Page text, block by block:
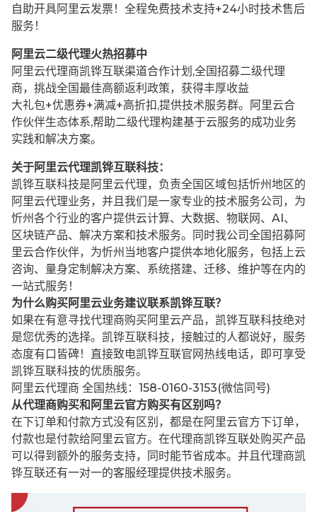
自助开具阿里云发票！全程免费技术支持+24小时技术售后
服务！
阿里云二级代理火热招募中
阿里云代理商凯铧互联渠道合作计划,全国招募二级代理
商，挑战全国最佳高额返利政策，获得丰厚收益
大礼包+优惠券+满减+高折扣,提供技术服务群。阿里云合
作伙伴生态体系,帮助二级代理构建基于云服务的成功业务
实践和解决方案。
关于阿里云代理凯铧互联科技：
凯铧互联科技是阿里云代理，负责全国区域包括忻州地区的
阿里云代理业务，并且我们是一家专业的技术服务公司，为
忻州各个行业的客户提供云计算、大数据、物联网、AI、
区块链产品、解决方案和技术服务。同时我公司全国招募阿
里云合作伙伴，为忻州当地客户提供本地化服务，包括上云
咨询、量身定制解决方案、系统搭建、迁移、维护等在内的
一站式服务！
为什么购买阿里云业务建议联系凯铧互联？
如果在有意寻找代理商购买阿里云产品，凯铧互联科技绝对
是您优秀的选择。凯铧互联科技，接触过的人都说好，服务
态度有口皆碑！直接致电凯铧互联官网热线电话，即可享受
凯铧互联科技的优质服务。
阿里云代理商 全国热线：158-0160-3153(微信同号)
从代理商购买和阿里云官方购买有区别吗？
在下订单和付款方式没有区别，都是在阿里云官方下订单，
付款也是付款给阿里云官方。在代理商凯铧互联处购买产品
可以得到额外的服务支持，同时能节省成本。并且代理商凯
铧互联还有一对一的客服经理提供技术服务。